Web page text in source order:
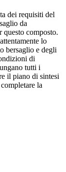
dei requisiti del
da
composto.
lo
bersaglio e degli
di
tutti i
il piano di sintesi
la